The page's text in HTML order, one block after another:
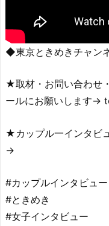
◆東京ときめきチャン
★取材・お問い合わせ
ールにお願いします→
★カップル一インタビ
→
#カップルインタビュー
#ときめき
#女子インタビュー